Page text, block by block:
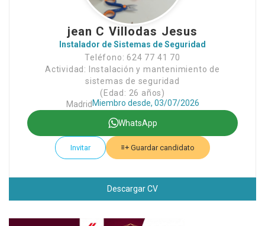
jean C Villodas Jesus
Instalador de Sistemas de Seguridad
Teléfono: 624 77 41 70
Actividad: Instalación y mantenimiento de
sistemas de seguridad
(Edad: 26 años)
Madrid Miembro desde, 03/07/2026
WhatsApp
Invitar Guardar candidato
Descargar CV